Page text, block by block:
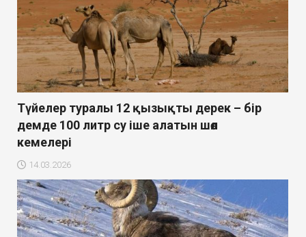
Түйелер туралы 12 қызықты дерек – бір
демде 100 литр су іше алатын шөл
кемелері
14.03.2026